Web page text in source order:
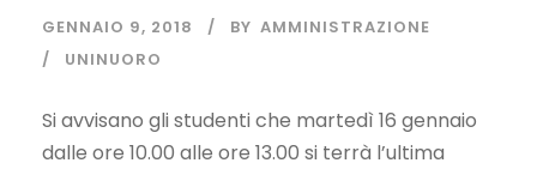
GENNAIO 9, 2018 BY AMMINISTRAZIONE
UNINUORO
Si avvisano gli studenti che martedì 16 gennaio
dalle ore 10.00 alle ore 13.00 si terrà l’ultima